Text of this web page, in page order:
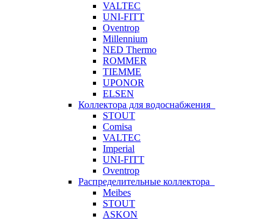
VALTEC
UNI-FITT
Oventrop
Millennium
NED Thermo
ROMMER
TIEMME
UPONOR
ELSEN
Коллектора для водоснабжения
STOUT
Comisa
VALTEC
Imperial
UNI-FITT
Oventrop
Распределительные коллектора
Meibes
STOUT
ASKON